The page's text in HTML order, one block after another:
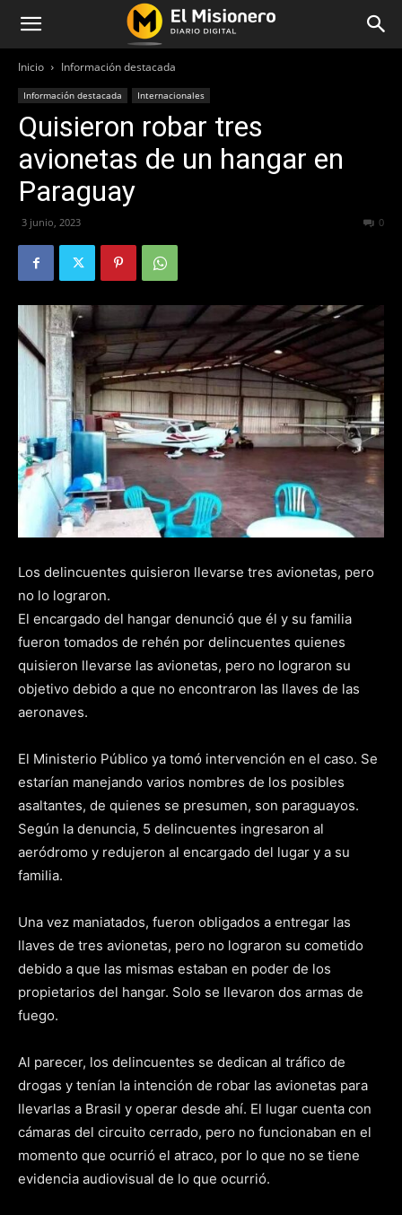
Inicio Información destacada
Información destacada Internacionales
Quisieron robar tres
avionetas de un hangar en
Paraguay
3 junio, 2023 0
Los delincuentes quisieron llevarse tres avionetas, pero
no lo lograron.
El encargado del hangar denunció que él y su familia
fueron tomados de rehén por delincuentes quienes
quisieron llevarse las avionetas, pero no lograron su
objetivo debido a que no encontraron las llaves de las
aeronaves.
El Ministerio Público ya tomó intervención en el caso. Se
estarían manejando varios nombres de los posibles
asaltantes, de quienes se presumen, son paraguayos.
Según la denuncia, 5 delincuentes ingresaron al
aeródromo y redujeron al encargado del lugar y a su
familia.
Una vez maniatados, fueron obligados a entregar las
llaves de tres avionetas, pero no lograron su cometido
debido a que las mismas estaban en poder de los
propietarios del hangar. Solo se llevaron dos armas de
fuego.
Al parecer, los delincuentes se dedican al tráfico de
drogas y tenían la intención de robar las avionetas para
llevarlas a Brasil y operar desde ahí. El lugar cuenta con
cámaras del circuito cerrado, pero no funcionaban en el
momento que ocurrió el atraco, por lo que no se tiene
evidencia audiovisual de lo que ocurrió.